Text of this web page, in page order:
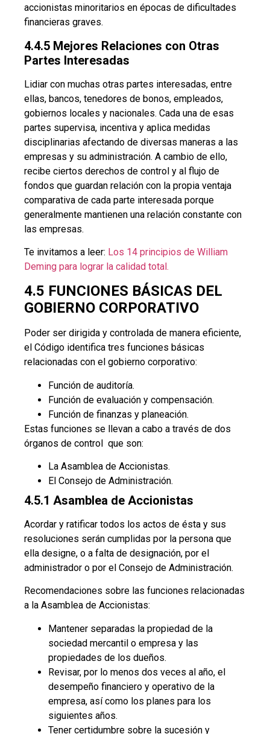
accionistas minoritarios en épocas de dificultades
financieras graves.
4.4.5 Mejores Relaciones con Otras
Partes Interesadas
Lidiar con muchas otras partes interesadas, entre
ellas, bancos, tenedores de bonos, empleados,
gobiernos locales y nacionales. Cada una de esas
partes supervisa, incentiva y aplica medidas
disciplinarias afectando de diversas maneras a las
empresas y su administración. A cambio de ello,
recibe ciertos derechos de control y al flujo de
fondos que guardan relación con la propia ventaja
comparativa de cada parte interesada porque
generalmente mantienen una relación constante con
las empresas.
Te invitamos a leer: Los 14 principios de William
Deming para lograr la calidad total.
4.5 FUNCIONES BÁSICAS DEL
GOBIERNO CORPORATIVO
Poder ser dirigida y controlada de manera eficiente,
el Código identifica tres funciones básicas
relacionadas con el gobierno corporativo:
Función de auditoría.
Función de evaluación y compensación.
Función de finanzas y planeación.
Estas funciones se llevan a cabo a través de dos
órganos de control que son:
La Asamblea de Accionistas.
El Consejo de Administración.
4.5.1 Asamblea de Accionistas
Acordar y ratificar todos los actos de ésta y sus
resoluciones serán cumplidas por la persona que
ella designe, o a falta de designación, por el
administrador o por el Consejo de Administración.
Recomendaciones sobre las funciones relacionadas
a la Asamblea de Accionistas:
Mantener separadas la propiedad de la
sociedad mercantil o empresa y las
propiedades de los dueños.
Revisar, por lo menos dos veces al año, el
desempeño financiero y operativo de la
empresa, así como los planes para los
siguientes años.
Tener certidumbre sobre la sucesión y